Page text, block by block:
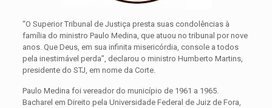
“O Superior Tribunal de Justiça presta suas condolências à
família do ministro Paulo Medina, que atuou no tribunal por nove
anos. Que Deus, em sua infinita misericórdia, console a todos
pela inestimável perda”, declarou o ministro Humberto Martins,
presidente do STJ, em nome da Corte.
Paulo Medina foi vereador do município de 1961 a 1965.
Bacharel em Direito pela Universidade Federal de Juiz de Fora,